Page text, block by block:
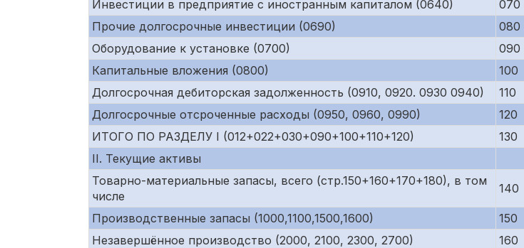
Инвестиции в предприятие с иностранным капиталом (0640)
070
Прочие долгосрочные инвестиции (0690)
080
Оборудование к установке (0700)
090
Капитальные вложения (0800)
100
Долгосрочная дебиторская задолженность (0910, 0920. 0930 0940)
110
Долгосрочные отсроченные расходы (0950, 0960, 0990)
120
ИТОГО ПО РАЗДЕЛУ I (012+022+030+090+100+110+120)
130
II. Текущие активы
Товарно-материальные запасы, всего (стр.150+160+170+180), в том
числе
140
Производственные запасы (1000,1100,1500,1600) 150
Незавершённое производство (2000, 2100, 2300, 2700)
160